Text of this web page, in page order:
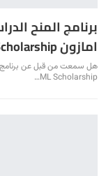
برنامج المنح
امازون AWS AI & ML Scholarship…
ML Scholarship…